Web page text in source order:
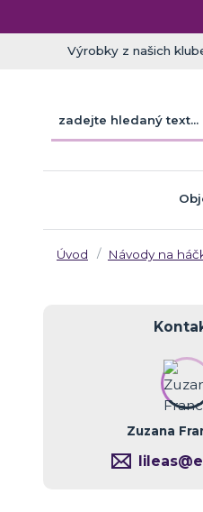
Výrobky z našich
Úvod Návody na
Zuzana